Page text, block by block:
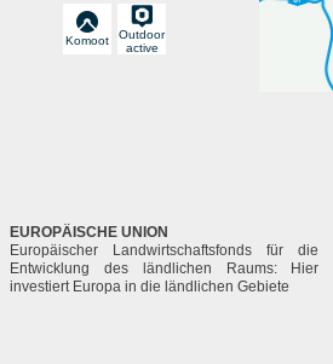
Komoot
Outdoor
active
EUROPÄISCHE UNION
Europäischer Landwirtschaftsfonds für die
Entwicklung des ländlichen Raums: Hier
investiert Europa in die ländlichen Gebiete